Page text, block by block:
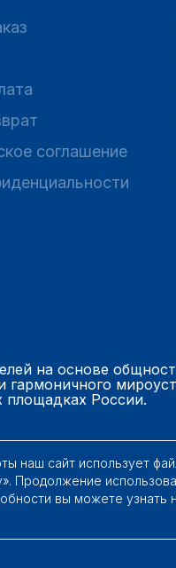
соглашение
на основе
гармоничного
площадках России.
наш сайт использует
Продолжение
вы можете узнать